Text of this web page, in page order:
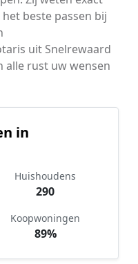
beste passen bij
uit Snelrewaard
alle rust uw wensen
in
Huishoudens
290
Koopwoningen
89%